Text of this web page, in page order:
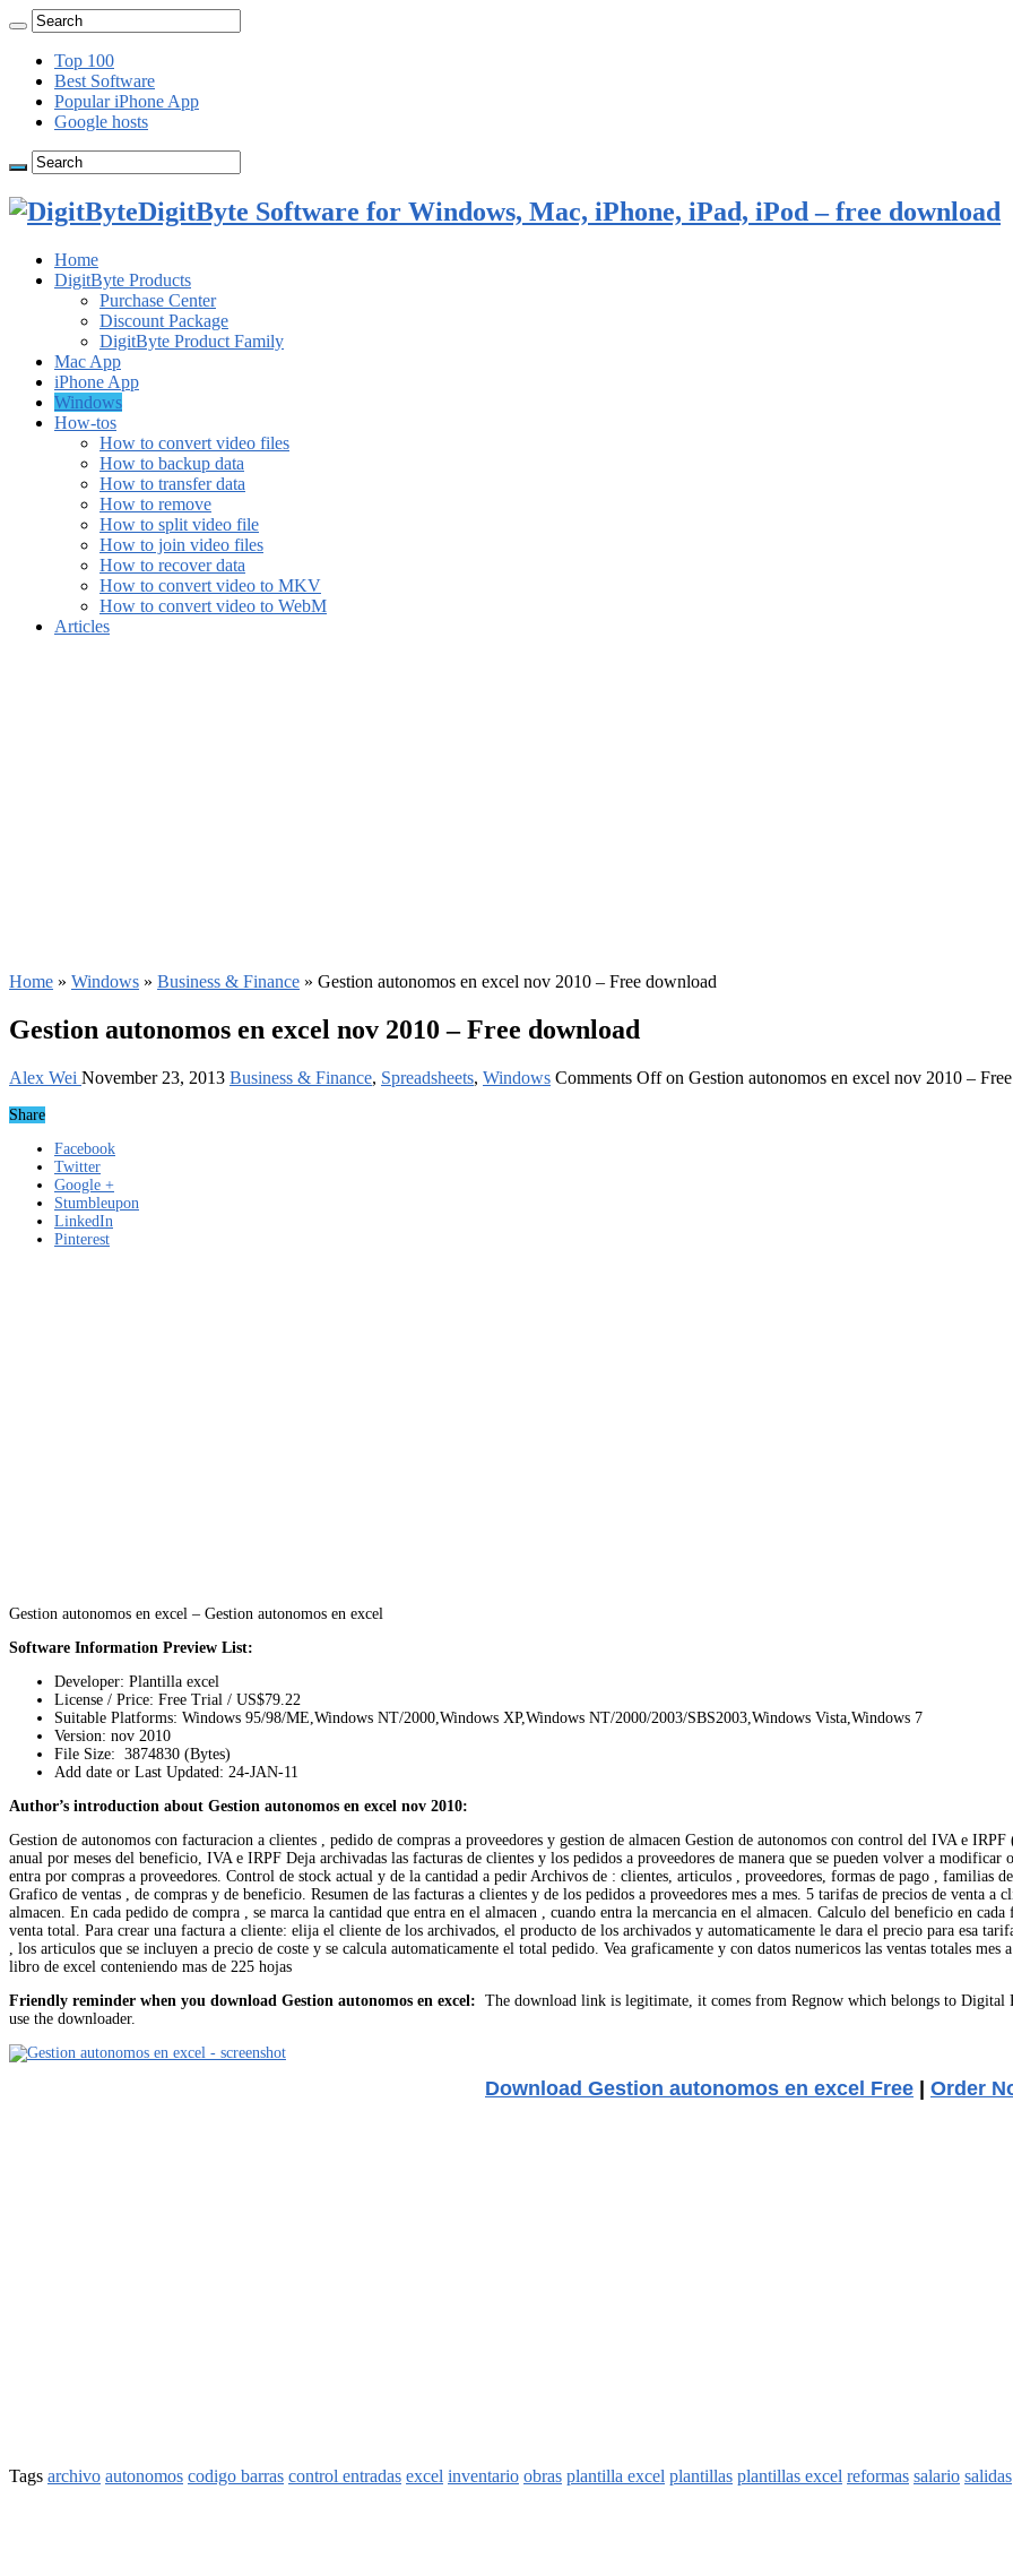
Top 100
Best Software
Popular iPhone App
Google hosts
DigitByte Software for Windows, Mac, iPhone, iPad, iPod – free download
Home
DigitByte Products
Purchase Center
Discount Package
DigitByte Product Family
Mac App
iPhone App
Windows
How-tos
How to convert video files
How to backup data
How to transfer data
How to remove
How to split video file
How to join video files
How to recover data
How to convert video to MKV
How to convert video to WebM
Articles
Home » Windows » Business & Finance » Gestion autonomos en excel nov 2010 – Free download
Gestion autonomos en excel nov 2010 – Free download
Alex Wei November 23, 2013 Business & Finance, Spreadsheets, Windows Comments Offon Gestion autonomos en excel nov 2010 –
Share
Facebook
Twitter
Google +
Stumbleupon
LinkedIn
Pinterest
Gestion autonomos en excel – Gestion autonomos en excel
Software Information Preview List:
Developer: Plantilla excel
License / Price: Free Trial / US$79.22
Suitable Platforms: Windows 95/98/ME,Windows NT/2000,Windows XP,Windows NT/2000/2003/SBS2003,Windows Vista,Windows 7
Version: nov 2010
File Size: 3874830 (Bytes)
Add date or Last Updated: 24-JAN-11
Author’s introduction about Gestion autonomos en excel nov 2010:
Gestion de autonomos con facturacion a clientes , pedido de compras a proveedores y gestion de almacen Gestion de autonomos con control del IVA e
anual por meses del beneficio, IVA e IRPF Deja archivadas las facturas de clientes y los pedidos a proveedores de manera que se pueden volver a
entra por compras a proveedores. Control de stock actual y de la cantidad a pedir Archivos de : clientes, articulos , proveedores, formas de pago , familias
Grafico de ventas , de compras y de beneficio. Resumen de las facturas a clientes y de los pedidos a proveedores mes a mes. 5 tarifas de precios de venta a
almacen. En cada pedido de compra , se marca la cantidad que entra en el almacen , cuando entra la mercancia en el almacen. Calculo del beneficio en
venta total. Para crear una factura a cliente: elija el cliente de los archivados, el producto de los archivados y automaticamente le dara el precio para esa
, los articulos que se incluyen a precio de coste y se calcula automaticamente el total pedido. Vea graficamente y con datos numericos las ventas totales
libro de excel conteniendo mas de 225 hojas
Friendly reminder when you download Gestion autonomos en excel: The download link is legitimate, it comes from Regnow which belongs to
use the downloader.
Download Gestion autonomos en excel Free | Order
Tags archivo autonomos codigo barras control entradas excel inventario obras plantilla excel plantillas plantillas excel reformas salario salidas